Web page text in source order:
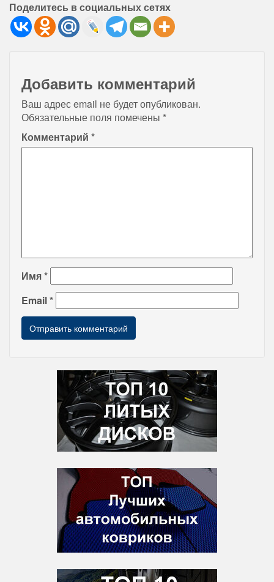
Поделитесь в социальных сетях
Добавить комментарий
Ваш адрес email не будет опубликован.
Обязательные поля помечены *
Комментарий *
Имя*
Email*